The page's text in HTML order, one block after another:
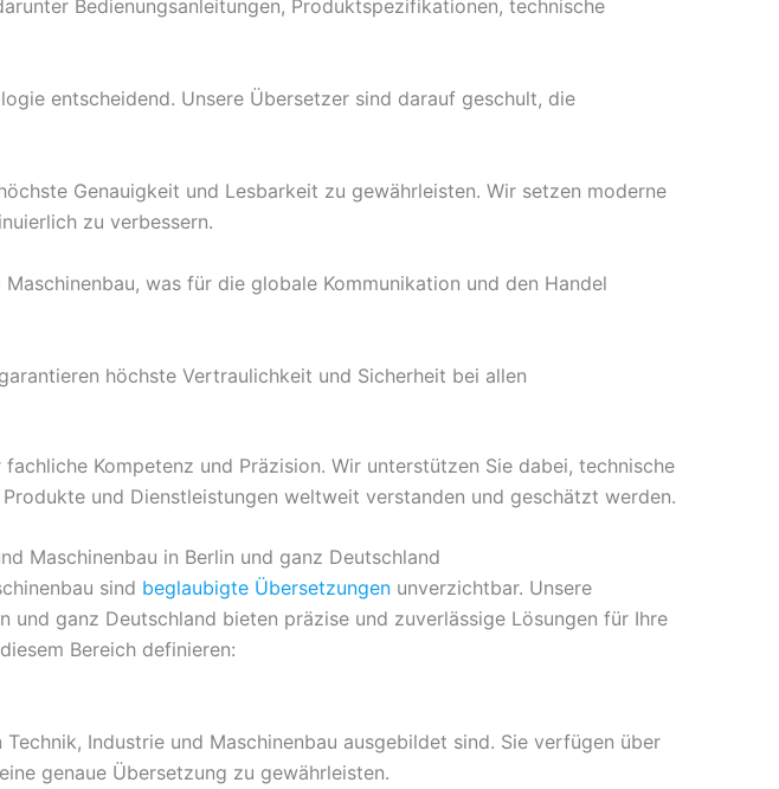
Bedienungsanleitungen, Produktspezifikationen, technische
entscheidend. Unsere Übersetzer sind darauf geschult, die
Genauigkeit und Lesbarkeit zu gewährleisten. Wir setzen moderne
zu verbessern.
was für die globale Kommunikation und den Handel
höchste Vertraulichkeit und Sicherheit bei allen
Kompetenz und Präzision. Wir unterstützen Sie dabei, technische
und Dienstleistungen weltweit verstanden und geschätzt werden.
Maschinenbau in Berlin und ganz Deutschland
sind beglaubigte Übersetzungen unverzichtbar. Unsere
ganz Deutschland bieten präzise und zuverlässige Lösungen für Ihre
Bereich definieren:
Industrie und Maschinenbau ausgebildet sind. Sie verfügen über
genaue Übersetzung zu gewährleisten.